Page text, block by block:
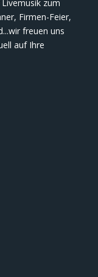
zum
Firmen-Feier,
freuen uns
auf Ihre